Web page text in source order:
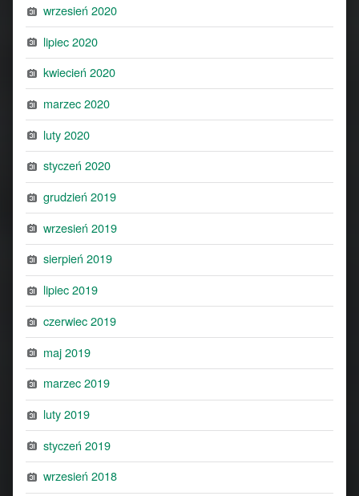
wrzesień 2020
lipiec 2020
kwiecień 2020
marzec 2020
luty 2020
styczeń 2020
grudzień 2019
wrzesień 2019
sierpień 2019
lipiec 2019
czerwiec 2019
maj 2019
marzec 2019
luty 2019
styczeń 2019
wrzesień 2018